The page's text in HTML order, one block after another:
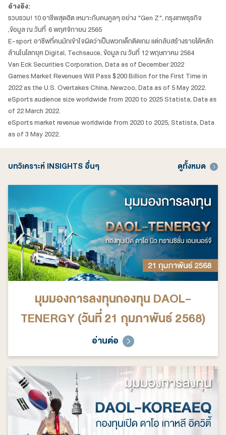
อ้างอิง:
รวบรวม! 10 อาชีพสุดฮิต เหมาะกับคนคูลๆ อย่าง "Gen Z", กรุงเทพธุรกิจ
,ข้อมูล ณ วันที่ 6 พฤศจิกายน 2565
E-sport อาชีพที่คนมักเข้าใจผิดว่าเป็นพวกเด็กติดเกม แต่กลับสร้างรายได้หลัก
ล้านในโลกยุค Digital, Techsauce, ข้อมูล ณ วันที่ 12 พฤษภาคม 2564
Van Eck Securities Corporation, Data as of December 2022
Games Market Revenues Will Pass $200 Billion for the First Time in
2022 as the U.S. Overtakes China, Newzoo, Data as of 5 May 2022.
eSports audience size worldwide from 2020 to 2025 Statista, Data as
of 22 March 2022.
eSports market revenue worldwide from 2020 to 2025, Statista, Data
as of 3 May 2022.
บทวิเคราะห์ INSIGHTS อื่นๆ ดูทั้งหมด
มุมมองการลงทุนกองทุน DAOL-
TENERGY (วันที่ 21 กุมภาพันธ์ 2568)
อ่านต่อ